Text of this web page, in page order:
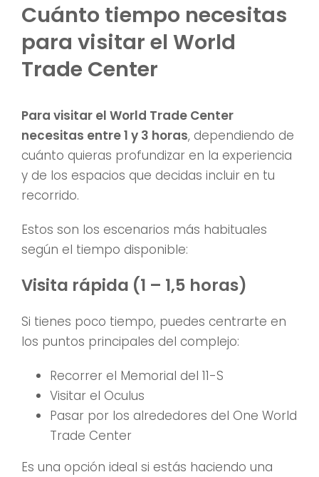
Cuánto tiempo necesitas
para visitar el World
Trade Center
Para visitar el World Trade Center
necesitas entre 1 y 3 horas, dependiendo de
cuánto quieras profundizar en la experiencia
y de los espacios que decidas incluir en tu
recorrido.
Estos son los escenarios más habituales
según el tiempo disponible:
Visita rápida (1 – 1,5 horas)
Si tienes poco tiempo, puedes centrarte en
los puntos principales del complejo:
Recorrer el Memorial del 11-S
Visitar el Oculus
Pasar por los alrededores del One World
Trade Center
Es una opción ideal si estás haciendo una